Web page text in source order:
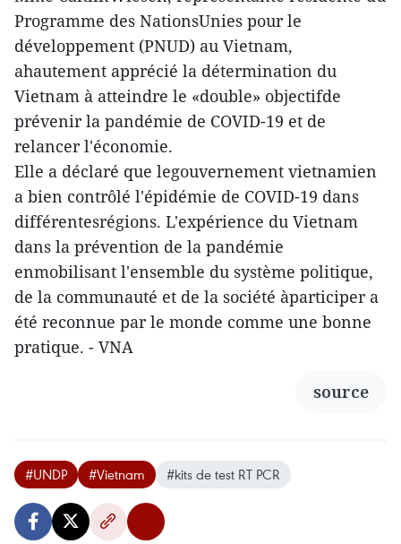
Programme des NationsUnies pour le
développement (PNUD) au Vietnam,
ahautement apprécié la détermination du
Vietnam à atteindre le «double» objectifde
prévenir la pandémie de COVID-19 et de
relancer l'économie.
Elle a déclaré que legouvernement vietnamien
a bien contrôlé l'épidémie de COVID-19 dans
différentesrégions. L'expérience du Vietnam
dans la prévention de la pandémie
enmobilisant l'ensemble du système politique,
de la communauté et de la société àparticiper a
été reconnue par le monde comme une bonne
pratique. - VNA
source
#UNDP #Vietnam #kits de test RT PCR